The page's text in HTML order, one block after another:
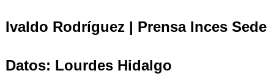
Ivaldo Rodríguez | Prensa Inces Sede
Datos: Lourdes Hidalgo